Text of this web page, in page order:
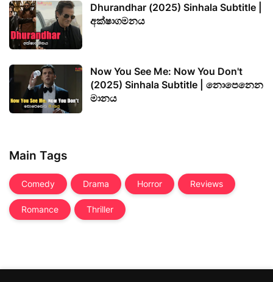
Dhurandhar (2025) Sinhala Subtitle |
අක්ෂාගමනය
Now You See Me: Now You Don't
(2025) Sinhala Subtitle | නොපෙනෙන
මානය
Main Tags
Comedy Drama Horror Reviews
Romance Thriller